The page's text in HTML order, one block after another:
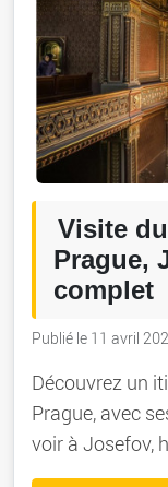
Visite
Prague,
complet
Publié le 11 avril
Découvrez un
Prague, avec
voir à Josefov,